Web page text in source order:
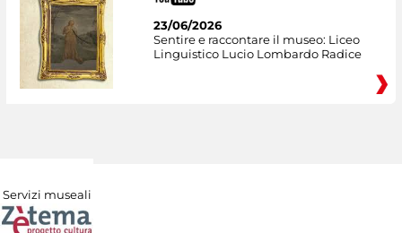
23/06/2026
Sentire e raccontare il museo: Liceo
Linguistico Lucio Lombardo Radice
Servizi museali